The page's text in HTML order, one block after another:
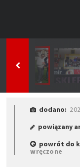
dodano:
powiązany
powrót do
wręczone